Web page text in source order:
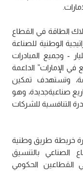
الطاقة في القطاع
الوطنية للصناعة
المتقدمة - مشروع 300 مليار - وجميع المبادرات
في الإمارات” الداعمة
وتستهدف تمكين
صناعيةجديدة، وهو
التنافسية للشركات
خريطة طريق وطنية
الصناعي بالتنسيق
القطاعين الحكومي